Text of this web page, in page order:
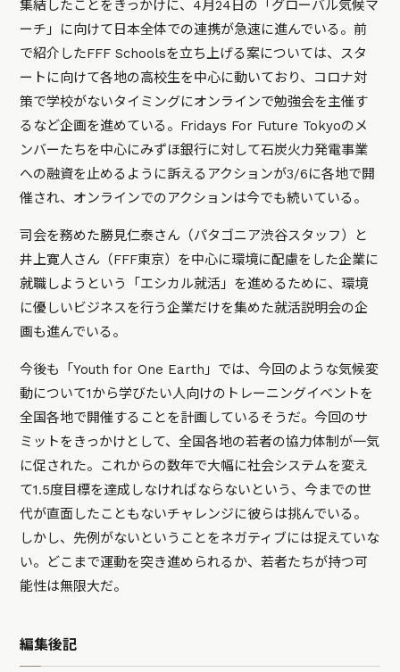
集結したことをきっかけに、4月24日の「グローバル気候マ
ーチ」に向けて日本全体での連携が急速に進んでいる。前
で紹介したFFF Schoolsを立ち上げる案については、スタ
ートに向けて各地の高校生を中心に動いており、コロナ対
策で学校がないタイミングにオンラインで勉強会を主催す
るなど企画を進めている。Fridays For Future Tokyoのメ
ンバーたちを中心にみずほ銀行に対して石炭火力発電事業
への融資を止めるように訴えるアクションが3/6に各地で開
催され、オンラインでのアクションは今でも続いている。
司会を務めた勝見仁泰さん（パタゴニア渋谷スタッフ）と
井上寛人さん（FFF東京）を中心に環境に配慮をした企業に
就職しようという「エシカル就活」を進めるために、環境
に優しいビジネスを行う企業だけを集めた就活説明会の企
画も進んでいる。
今後も「Youth for One Earth」では、今回のような気候変
動について1から学びたい人向けのトレーニングイベントを
全国各地で開催することを計画しているそうだ。今回のサ
ミットをきっかけとして、全国各地の若者の協力体制が一気
に促された。これからの数年で大幅に社会システムを変え
て1.5度目標を達成しなければならないという、今までの世
代が直面したこともないチャレンジに彼らは挑んでいる。
しかし、先例がないということをネガティブには捉えていな
い。どこまで運動を突き進められるか、若者たちが持つ可
能性は無限大だ。
編集後記